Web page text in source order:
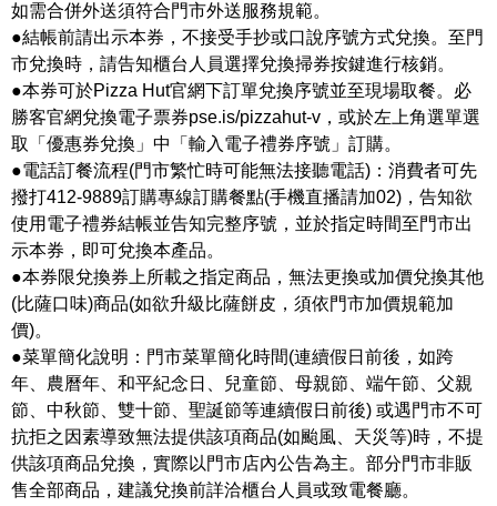
如需合併外送須符合門市外送服務規範。
●結帳前請出示本券，不接受手抄或口說序號方式兌換。至門
市兌換時，請告知櫃台人員選擇兌換掃券按鍵進行核銷。
●本券可於Pizza Hut官網下訂單兌換序號並至現場取餐。必
勝客官網兌換電子票券pse.is/pizzahut-v，或於左上角選單選
取「優惠券兌換」中「輸入電子禮券序號」訂購。
●電話訂餐流程(門市繁忙時可能無法接聽電話)：消費者可先
撥打412-9889訂購專線訂購餐點(手機直播請加02)，告知欲
使用電子禮券結帳並告知完整序號，並於指定時間至門市出
示本券，即可兌換本產品。
●本券限兌換券上所載之指定商品，無法更換或加價兌換其他
(比薩口味)商品(如欲升級比薩餅皮，須依門市加價規範加
價)。
●菜單簡化說明：門市菜單簡化時間(連續假日前後，如跨
年、農曆年、和平紀念日、兒童節、母親節、端午節、父親
節、中秋節、雙十節、聖誕節等連續假日前後) 或遇門市不可
抗拒之因素導致無法提供該項商品(如颱風、天災等)時，不提
供該項商品兌換，實際以門市店內公告為主。部分門市非販
售全部商品，建議兌換前詳洽櫃台人員或致電餐廳。